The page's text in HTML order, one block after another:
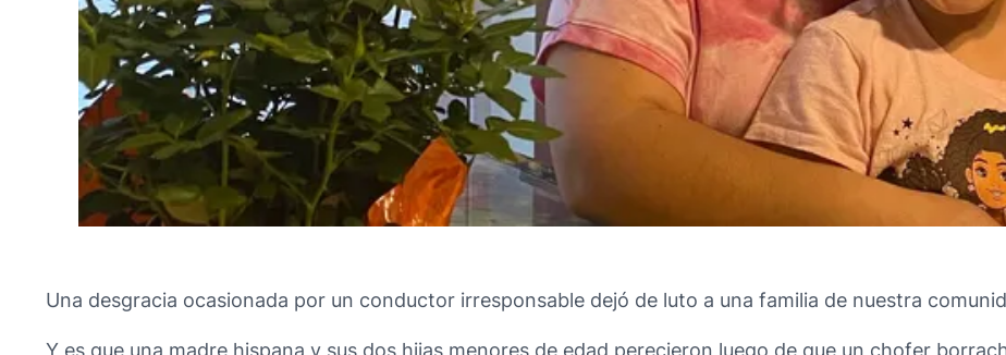
Una desgracia ocasionada por un conductor irresponsable dejó de luto a una familia de nuestra
Y es que una madre hispana y sus dos hijas menores de edad perecieron luego de que un chofer